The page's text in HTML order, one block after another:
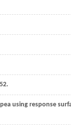
using response